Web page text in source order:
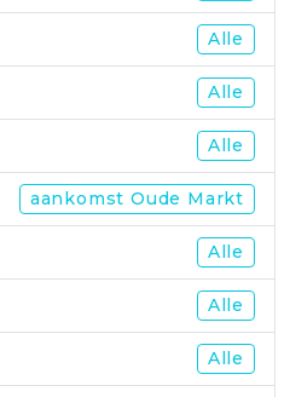
Alle
Alle
Alle
aankomst Oude Markt
Alle
Alle
Alle